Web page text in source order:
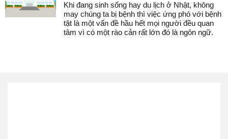
Khi đang sinh sống hay du lịch ở Nhật, không
may chúng ta bị bệnh thì việc ứng phó với bệnh
tật là một vấn đề hầu hết mọi người đều quan
tâm vì có một rào cản rất lớn đó là ngôn ngữ.